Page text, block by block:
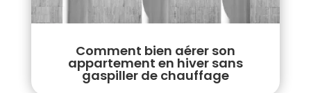
Comment bien aérer son
appartement en hiver sans
gaspiller de chauffage